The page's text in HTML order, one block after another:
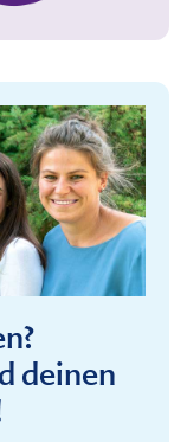
deinen